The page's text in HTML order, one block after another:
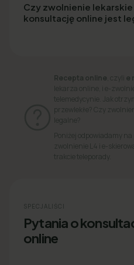
Czy zwolnienie
konsultację online jest
Recepta online , czyli e
lekarza online, i e-
telemedycynie. Jak
przewlekłe? Czy
legalne?
Poniżej odpowiadamy na
zwolnienie L4 i e-
trakcie teleporady.
SPECJALIŚCI
Pytania o
online